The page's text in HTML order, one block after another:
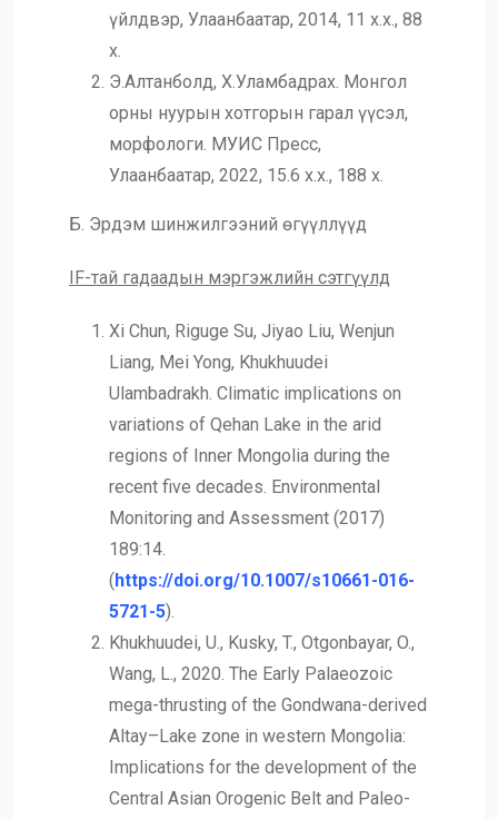
үйлдвэр, Улаанбаатар, 2014, 11 х.х., 88
х.
Э.Алтанболд, Х.Уламбадрах. Монгол
орны нуурын хотгорын гарал үүсэл,
морфологи. МУИС Пресс,
Улаанбаатар, 2022, 15.6 х.х., 188 х.
Б. Эрдэм шинжилгээний өгүүллүүд
IF-тай гадаадын мэргэжлийн сэтгүүлд
Xi Chun, Riguge Su, Jiyao Liu, Wenjun
Liang, Mei Yong, Khukhuudei
Ulambadrakh. Climatic implications on
variations of Qehan Lake in the arid
regions of Inner Mongolia during the
recent five decades. Environmental
Monitoring and Assessment (2017)
189:14.
(https://doi.org/10.1007/s10661-016-
5721-5).
Khukhuudei, U., Kusky, T., Otgonbayar, O.,
Wang, L., 2020. The Early Palaeozoic
mega-thrusting of the Gondwana-derived
Altay–Lake zone in western Mongolia:
Implications for the development of the
Central Asian Orogenic Belt and Paleo-